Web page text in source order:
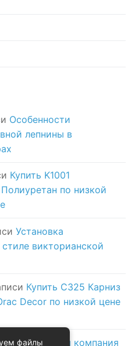
Особенности
лепнины в
Купить K1001
по низкой
Установка
викторианской
Купить C325 Карниз
Decor по низкой цене
Логистическая компания
файлы